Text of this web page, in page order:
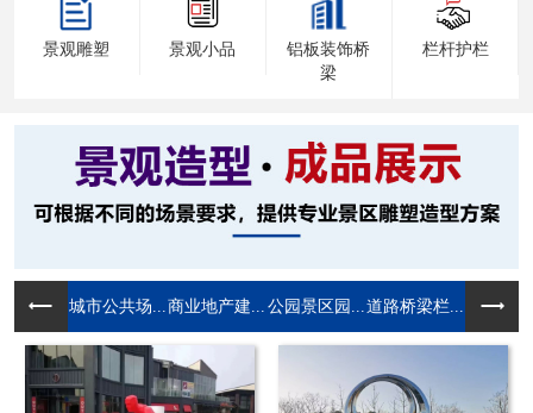
景观雕塑 景观小品
铝板装饰桥
梁
栏杆护栏
城市公共场... 商业地产建... 公园景区园... 道路桥梁栏...